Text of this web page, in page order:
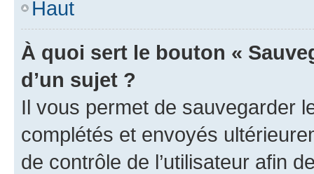
Haut
À quoi sert le bouton «
d’un sujet ?
Il vous permet de sauvegarder
complétés et envoyés
de contrôle de l’utilisateur afin